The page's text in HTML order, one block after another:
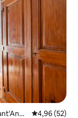
Évaluation
4,96 (52)